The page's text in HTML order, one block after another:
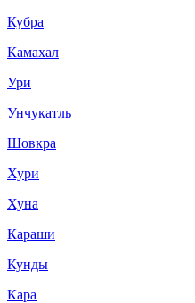
Кубра
Камахал
Ури
Унчукатль
Шовкра
Хури
Хуна
Караши
Кунды
Кара